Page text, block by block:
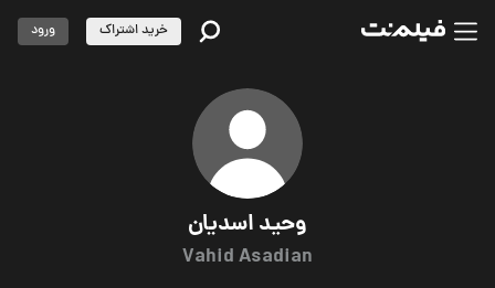
وحید اسدیان
Vahid Asadian
خرید اشتراک ورود